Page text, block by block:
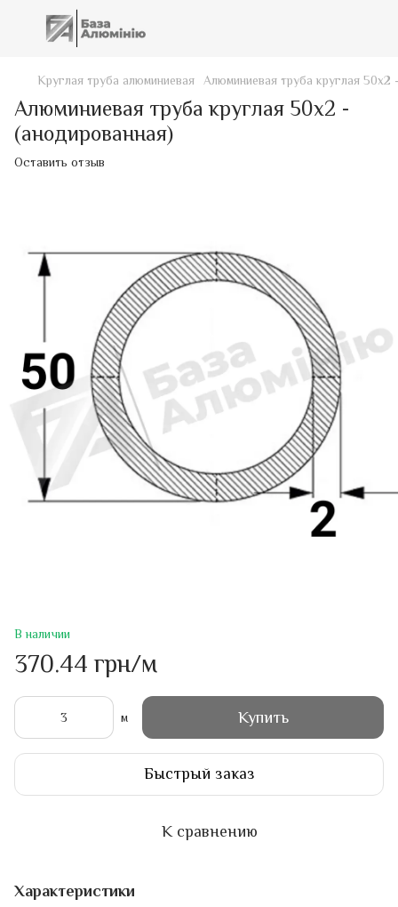
Круглая труба алюминиевая Алюминиевая труба круглая 50х2
Алюминиевая труба круглая 50х2 -
(анодированная)
Оставить отзыв
В наличии
370.44 грн/м
м Купить
Быстрый заказ
К сравнению
Характеристики